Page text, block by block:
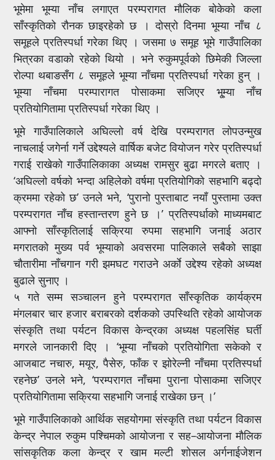
भूमेमा भूम्या नाँच लगाएत परम्परागत मौलिक बोकेको कला
साँस्कृतिको रौनक छाइरहेको छ । दोस्रो दिनमा भूम्या नाँच ८
समूहले प्रतिस्पर्धा गरेका थिए । जसमा ७ समूह भूमे गाउँपालिका
भित्रका वडाको रहेको थियो । भने रुकुमपूर्वको छिमेकी जिल्ला
रोल्पा थबाङसँग ८ समूहले भूम्या नाँचमा प्रतिस्पर्धा गरेका हुन् ।
भूम्या नाँचमा परम्पारागत पोसाकमा सजिएर भू्म्या नाँच
प्रतियोगितामा प्रतिस्पर्धा गरेका थिए ।
भूमे गाउँपालिकाले अघिल्लो वर्ष देखि परम्परागत लोपउन्मुख
नाचलाई जगेर्ना गर्ने उद्देश्यले वार्षिक बजेट वियोजन गरेर प्रतिस्पर्धा
गराई राखेको गाउँपालिकाका अध्यक्ष रामसुर बुढा मगरले बताए ।
‘अघिल्लो वर्षको भन्दा अहिलेको वर्षमा प्रतियोगिको सहभागि बढ्दो
क्रममा रहेको छ’ उनले भने, ‘पुरानो पुस्ताबाट नयाँ पुस्तामा उक्त
परम्परागत नाँच हस्तान्तरण हुने छ ।’ प्रतिस्पर्धाको माध्यमबाट
आफ्नो साँस्कृतिलाई सक्रिया रुपमा सहभागि जनाई अठार
मगरातको मुख्य पर्व भूम्याको अवसरमा पालिकाले सबैको साझा
चौतारीमा नाँचगान गरी झमघट गराउने अर्काे उद्देश्य रहेको अध्यक्ष
बुढाले सुनाए ।
५ गते सम्म सञ्चालन हुने परम्परागत साँस्कृतिक कार्यक्रम
मंगलबार चार हजार बराबरको दर्शकको उपस्थिति रहेको आयोजक
संस्कृति तथा पर्यटन विकास केन्द्रका अध्यक्ष पहलसिंह घर्ती
मगरले जानकारी दिए । ‘भूम्या नाँचको प्रतियोगिता सकेको र
आजबाट नचारु, मयूर, पैसेरु, फाँक र झोरेल्नी नाँचमा प्रतिस्पर्धा
रहनेछ’ उनले भने, ‘परम्परागत नाँचमा पुराना पोसाकमा सजिएर
प्रतियोगितामा सक्रिया सहभागि जनाई राखेका छन् ।’
भूमे गाउँपालिकाको आर्थिक सहयोगमा संस्कृति तथा पर्यटन विकास
केन्द्र नेपाल रुकुम पश्चिमको आयोजना र सह–आयोजना मौलिक
सांसकृतिक कला केन्द्र र खाम मल्टी शोसल अर्गनाईजेशन